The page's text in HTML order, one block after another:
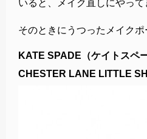
いると、メイク直しにやって
そのときにうつったメイクポ
KATE SPADE（ケイトスペー
CHESTER LANE LITTLE